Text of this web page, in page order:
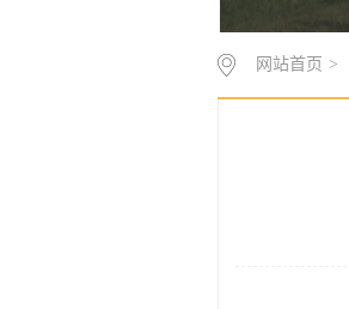
网站首页 >